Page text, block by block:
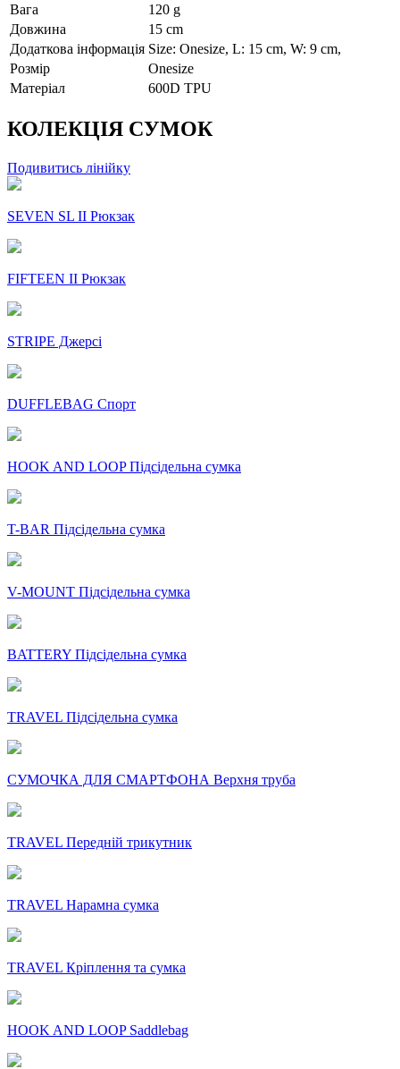
Вага
120 g
Довжина
15 cm
Додаткова інформація Size: Onesize, L: 15 cm, W: 9 cm,
Розмір
Onesize
Матеріал
600D TPU
КОЛЕКЦІЯ СУМОК
Подивитись лінійку
SEVEN SL II Рюкзак
FIFTEEN II Рюкзак
STRIPE Джерсі
DUFFLEBAG Спорт
HOOK AND LOOP Підсідельна сумка
T-BAR Підсідельна сумка
V-MOUNT Підсідельна сумка
BATTERY Підсідельна сумка
TRAVEL Підсідельна сумка
СУМОЧКА ДЛЯ СМАРТФОНА Верхня труба
TRAVEL Передній трикутник
TRAVEL Нарамна сумка
TRAVEL Кріплення та сумка
HOOK AND LOOP Saddlebag